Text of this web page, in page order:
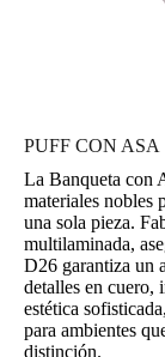
PUFF CON ASA
La Banqueta con
materiales nobles
una sola pieza.
multilaminada,
D26 garantiza un
detalles en cuero,
estética
para ambientes
distinción.